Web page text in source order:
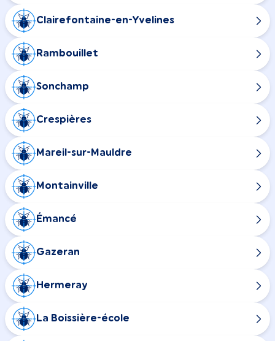
Clairefontaine-en-Yvelines
Rambouillet
Sonchamp
Crespières
Mareil-sur-Mauldre
Montainville
Émancé
Gazeran
Hermeray
La Boissière-école